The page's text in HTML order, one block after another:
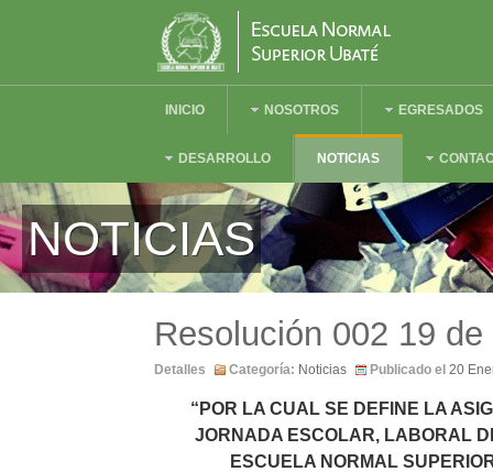
INICIO NOSOTROS EGRESADOS
DESARROLLO NOTICIAS
NOTICIAS
Resolución 002 19
Detalles Categoría: Noticias Publicado el 20
“POR LA CUAL SE DEFINE LA
JORNADA ESCOLAR, LABORAL
ESCUELA NORMAL